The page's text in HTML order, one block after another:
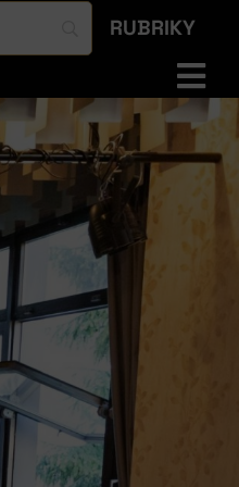
RUBRIKY